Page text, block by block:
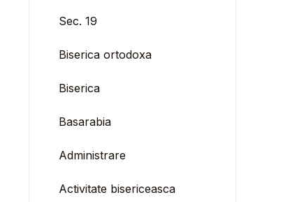
Sec. 19
Biserica ortodoxa
Biserica
Basarabia
Administrare
Activitate bisericeasca